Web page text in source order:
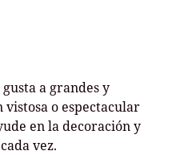
a grandes y
vistosa o espectacular
en la decoración y
vez.